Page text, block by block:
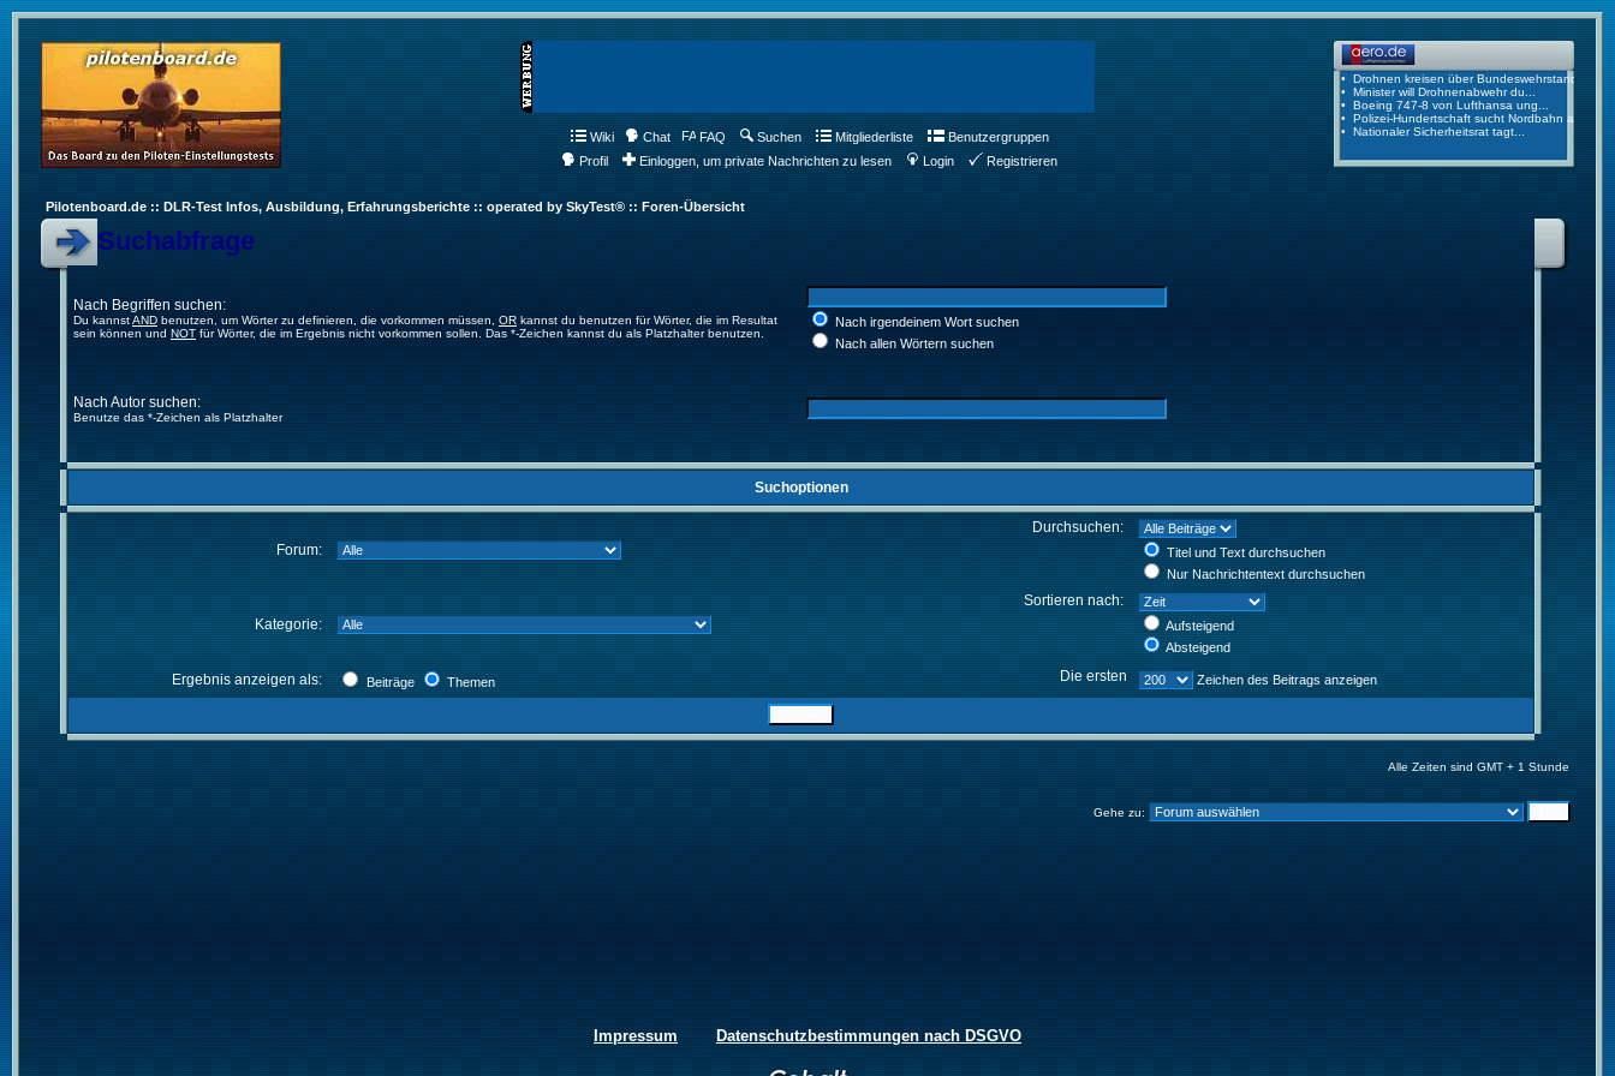
Wiki Chat FAQ Suchen Mitgliederliste
Benutzergruppen
Profil
Einloggen, um private Nachrichten zu lesen Login Registrieren
Pilotenboard.de :: DLR-Test Infos, Ausbildung, Erfahrungsberichte :: operated by SkyTest® :: Foren-Übersicht
Suchabfrage
Nach Begriffen suchen:
Du kannstAND benutzen, um Wörter zu definieren, die vorkommen müssen, OR kannst du benutzen für Wörter, die im Resultat
sein können und NOT für Wörter, die im Ergebnis nicht vorkommen sollen. Das *-Zeichen kannst du als Platzhalter benutzen.
Nach irgendeinem Wort suchen
Nach allen Wörtern suchen
Nach Autor suchen:
Benutze das *-Zeichen als Platzhalter
Suchoptionen
Forum:
Durchsuchen:
Titel und Text durchsuchen
Nur Nachrichtentext durchsuchen
Kategorie:
Sortieren nach:
Aufsteigend
Absteigend
Ergebnis anzeigen als: Beiträge Themen Die ersten Zeichen des Beitrags anzeigen
Alle Zeiten sind GMT + 1 Stunde
Gehe zu:
Impressum Datenschutzbestimmungen nach DSGVO